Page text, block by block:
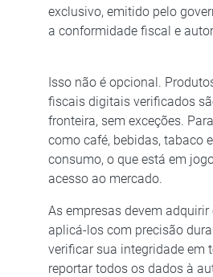
exclusivo, emitido pelo
a conformidade fiscal e
Isso não é opcional.
fiscais digitais verificados
fronteira, sem exceções.
como café, bebidas, tabaco
consumo, o que está em
acesso ao mercado.​ ​
As empresas devem
aplicá-los com precisão
verificar sua integridade em
reportar todos os dados à